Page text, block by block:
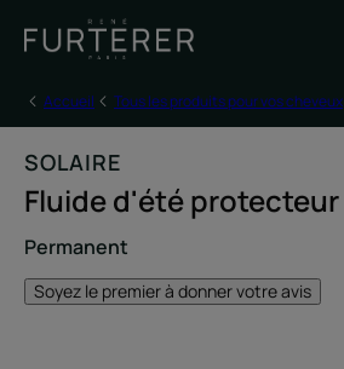
Accueil Tous les produits pour vos cheveux
SOLAIRE
Fluide d'été protecteur
Permanent
Soyez le premier à donner votre avis